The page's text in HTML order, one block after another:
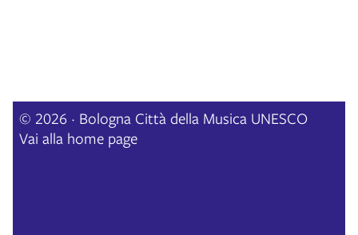
© 2026 · Bologna Città della Musica UNESCO
Vai alla home page